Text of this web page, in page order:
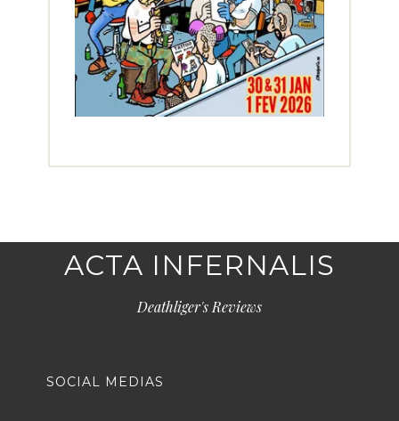
ACTA INFERNALIS
Deathliger's Reviews
SOCIAL MEDIAS